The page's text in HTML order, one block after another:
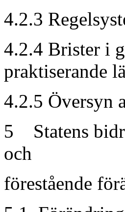
4.2.3
4.2.4 Brister i
praktiserande
4.2.5 Översyn
5 Statens
och
förestående